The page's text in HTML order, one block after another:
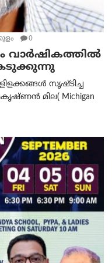
0
വാർഷികത്തിൽ
സൃഷ്ടിച്ച
മില( Michigan